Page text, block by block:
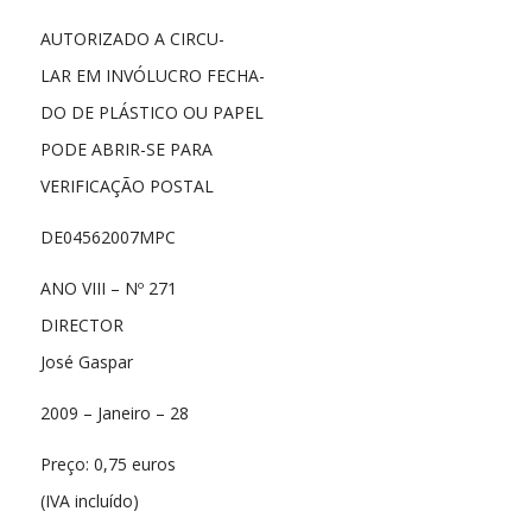
AUTORIZADO A CIRCU-
LAR EM INVÓLUCRO FECHA-
DO DE PLÁSTICO OU PAPEL
PODE ABRIR-SE PARA
VERIFICAÇÃO POSTAL
DE04562007MPC
ANO VIII – Nº 271
DIRECTOR
José Gaspar
2009 – Janeiro – 28
Preço: 0,75 euros
(IVA incluído)